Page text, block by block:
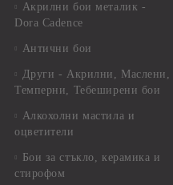
Акрилни бои металик -
Dora Cadence
Антични бои
Други - Акрилни, Маслени,
Темперни, Тебеширени бои
Алкохолни мастила и
оцветители
Бои за стъкло, керамика и
стирофом